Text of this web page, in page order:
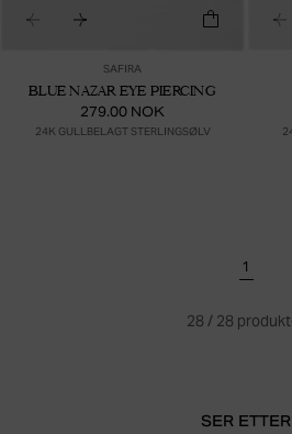
SAFIRA
BLUE NAZAR EYE PIERCING
279.00 NOK
24K GULLBELAGT STERLINGSØLV
1
28 / 28
SER ETTER